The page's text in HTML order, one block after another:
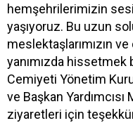
hemşehrilerimizin
yaşıyoruz. Bu uzun
meslektaşlarımızın
yanımızda
Cemiyeti Yönetim
ve Başkan
ziyaretleri için